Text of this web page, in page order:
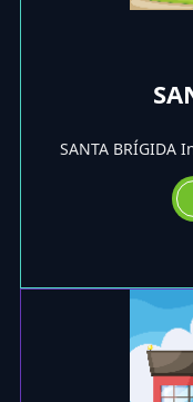
SANTA BRÍGIDA